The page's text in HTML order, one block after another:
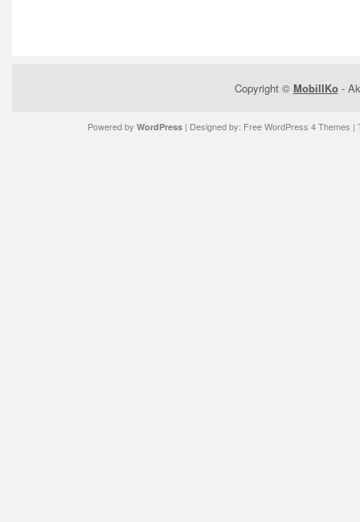
Copyright © MobilIKo-
Powered by WordPress| Designed by: Free WordPress 4 Themes |